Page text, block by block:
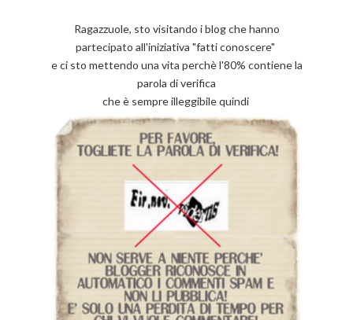
Ragazzuole, sto visitando i blog che hanno
partecipato all'iniziativa "fatti conoscere"
e ci sto mettendo una vita perchè l'80% contiene la
parola di verifica
che è sempre illeggibile quindi